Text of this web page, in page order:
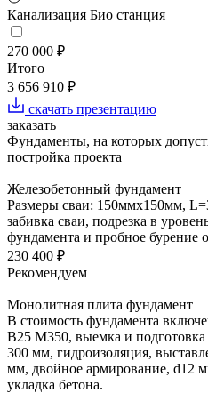
Канализация Био станция
270 000 ₽
Итого
3 656 910 ₽
скачать презентацию
заказать
Фундаменты, на которых
постройка проекта
Железобетонный фундамент
Размеры сваи: 150ммх150мм,
забивка сваи, подрезка в
фундамента и пробное бурение
230 400 ₽
Рекомендуем
Монолитная плита фундамент
В стоимость фундамента
В25 М350, выемка и подготовка
300 мм, гидроизоляция,
мм, двойное армирование, d12
укладка бетона.